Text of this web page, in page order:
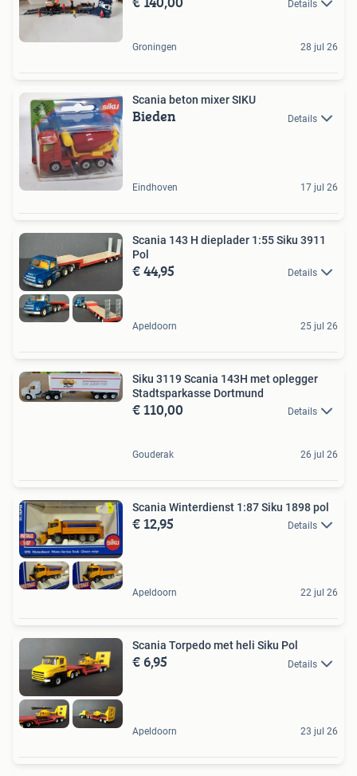
Details
Groningen 28 jul 26
Scania beton mixer SIKU
Bieden Details
Eindhoven 17 jul 26
Scania 143 H dieplader 1:55 Siku 3911
Pol
€ 44,95 Details
Apeldoorn 25 jul 26
Siku 3119 Scania 143H met oplegger
Stadtsparkasse Dortmund
€ 110,00 Details
Gouderak 26 jul 26
Scania Winterdienst 1:87 Siku 1898 pol
€ 12,95 Details
Apeldoorn 22 jul 26
Scania Torpedo met heli Siku Pol
€ 6,95 Details
Apeldoorn 23 jul 26